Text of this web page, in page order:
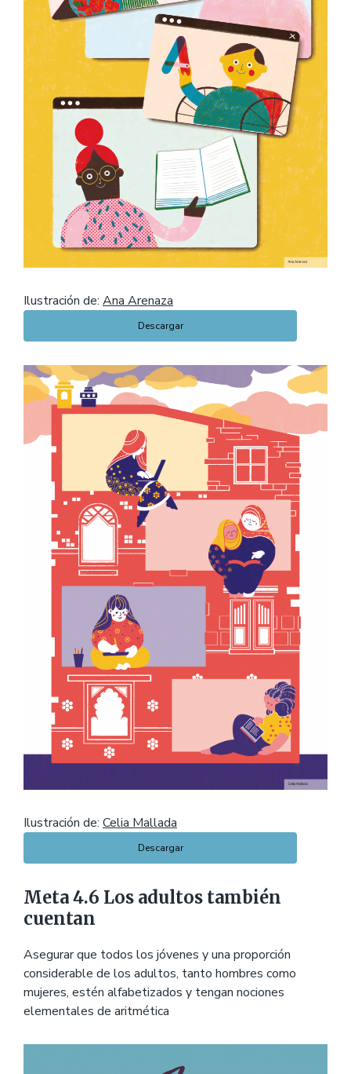
Ilustración de: Ana Arenaza
Descargar
Ilustración de: Celia Mallada
Descargar
Meta 4.6 Los adultos también
cuentan
Asegurar que todos los jóvenes y una proporción
considerable de los adultos, tanto hombres como
mujeres, estén alfabetizados y tengan nociones
elementales de aritmética